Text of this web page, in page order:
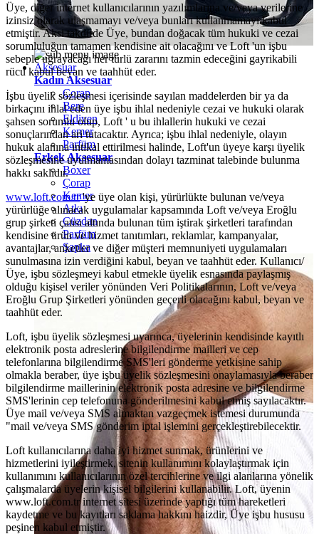
Aksesuar
Kadın Aksesuar
Çorap
Bere
Eldiven
Kemer
Parfüm
Erkek Aksesuar
Boxer
Çorap
Kemer
Atkı
Cüzdan
Parfüm
Şapka
Üye, diğer internet kullanıcılarının yazılımlarına ve/veya verilerine
izinsiz olarak ulaşmamayı ve/veya bunları kullanmamayı kabul
etmiştir. Aksi takdirde Üye, bundan doğacak tüm hukuki ve cezai
sorumluluğun tamamen kendisine ait olacağını ve Loft 'un işbu
sebeple uğrayacağı her türlü zararını tazmin edeceğini gayrikabili
rücu kabul beyan ve taahhüt eder.
İşbu üyelik sözleşmesi içerisinde sayılan maddelerden bir ya da
birkaçını ihlal eden üye işbu ihlal nedeniyle cezai ve hukuki olarak
şahsen sorumlu olup, Loft ' u bu ihlallerin hukuki ve cezai
sonuçlarından ari tutacaktır. Ayrıca; işbu ihlal nedeniyle, olayın
hukuk alanına intikal ettirilmesi halinde, Loft'un üyeye karşı üyelik
sözleşmesine uyulmamasından dolayı tazminat talebinde bulunma
hakkı saklıdır.
www.loft.com.tr'ye üye olan kişi, yürürlükte bulunan ve/veya
yürürlüğe alınacak uygulamalar kapsamında Loft ve/veya Eroğlu
grup şirketi çatısı altında bulunan tüm iştirak şirketleri tarafından
kendisine ürün ve hizmet tanıtımları, reklamlar, kampanyalar,
avantajlar, anketler ve diğer müşteri memnuniyeti uygulamaları
sunulmasına izin verdiğini kabul, beyan ve taahhüt eder. Kullanıcı/
Üye, işbu sözleşmeyi kabul etmekle üyelik esnasında paylaşmış
olduğu kişisel veriler yönünden Veri Politikalarının, Loft ve/veya
Eroğlu Grup Şirketleri yönünden geçerli olacağını kabul, beyan ve
taahhüt eder.
Loft, işbu üyelik sözleşmesi uyarınca, üyelerinin kendisinde kayıtlı
elektronik posta adreslerine bilgilendirme mailleri ve cep
telefonlarına bilgilendirme SMS'leri gönderme yetkisine sahip
olmakla beraber, üye işbu üyelik sözleşmesini onaylamasıyla beraber
bilgilendirme maillerinin elektronik posta adresine ve bilgilendirme
SMS'lerinin cep telefonuna gönderilmesini kabul etmiş sayılacaktır.
Üye mail ve/veya SMS almaktan vazgeçmek istemesi durumunda
"mail ve/veya SMS gönderim iptal işlemini gerçekleştirebilecektir.
Loft kullanıcılarına daha iyi hizmet sunmak, ürünlerini ve
hizmetlerini iyileştirmek, sitenin kullanımını kolaylaştırmak için
kullanımını kullanıcılarının özel tercihlerine ve ilgi alanlarına yönelik
çalışmalarda üyelerin kişisel bilgilerini kullanabilir. Loft, üyenin
www.loft.com.tr internet sitesi üzerinde yaptığı tüm hareketleri
kaydetme ve bu kayıtları saklama hakkını haizdir, Üye işbu hususu
peşinen kabul etmiştir.